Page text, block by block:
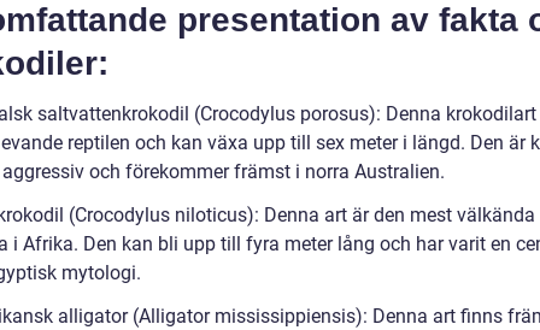
presentation av fakta
saltvattenkrokodil (Crocodylus porosus): Denna krokodilart
reptilen och kan växa upp till sex meter i längd. Den är
och förekommer främst i norra Australien.
(Crocodylus niloticus): Denna art är den mest välkända
i Afrika. Den kan bli upp till fyra meter lång och har varit en
mytologi.
alligator (Alligator mississippiensis): Denna art finns